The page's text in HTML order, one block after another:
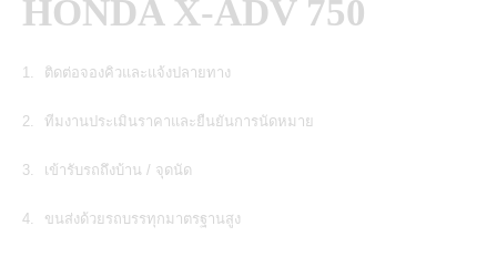
HONDA X-ADV 750
ติดต่อจองคิวและแจ้งปลายทาง
ทีมงานประเมินราคาและยืนยันการนัดหมาย
เข้ารับรถถึงบ้าน / จุดนัด
ขนส่งด้วยรถบรรทุกมาตรฐานสูง